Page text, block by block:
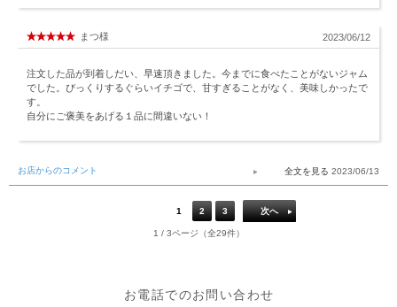
まつ様 2023/06/12
注文した品が到着しだい、早速頂きました。今までに食べたことがないジャム
でした。びっくりするぐらいイチゴで、甘すぎることがなく、美味しかったで
す。
自分にご褒美をあげる１品に間違いない！
お店からのコメント 2023/06/13
1 2 3 次へ
1 / 3ページ（全29件）
お電話でのお問い合わせ